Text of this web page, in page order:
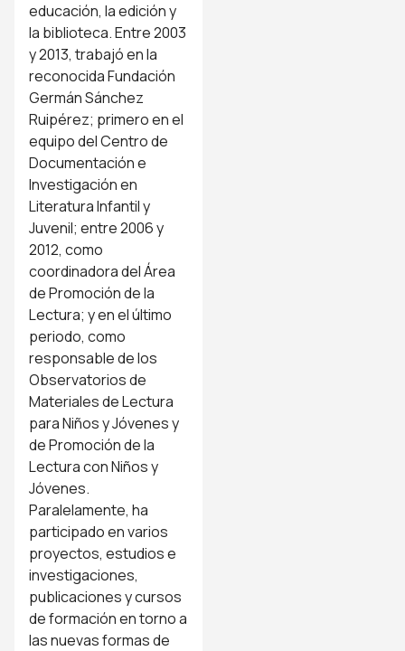
educación, la edición y
la biblioteca. Entre 2003
y 2013, trabajó en la
reconocida Fundación
Germán Sánchez
Ruipérez; primero en el
equipo del Centro de
Documentación e
Investigación en
Literatura Infantil y
Juvenil; entre 2006 y
2012, como
coordinadora del Área
de Promoción de la
Lectura; y en el último
periodo, como
responsable de los
Observatorios de
Materiales de Lectura
para Niños y Jóvenes y
de Promoción de la
Lectura con Niños y
Jóvenes.
Paralelamente, ha
participado en varios
proyectos, estudios e
investigaciones,
publicaciones y cursos
de formación en torno a
las nuevas formas de